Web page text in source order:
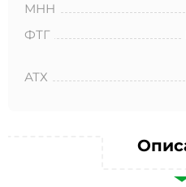
МНН
ФТГ
АТХ